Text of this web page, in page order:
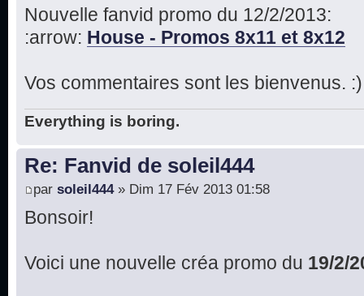
Nouvelle fanvid promo du 12/2/2013:
:arrow: House - Promos 8x11 et 8x12
Vos commentaires sont les bienvenus. :)
Everything is boring.
Re: Fanvid de soleil444
par soleil444» Dim 17 Fév 2013 01:58
Bonsoir!
Voici une nouvelle créa promo du 19/2/